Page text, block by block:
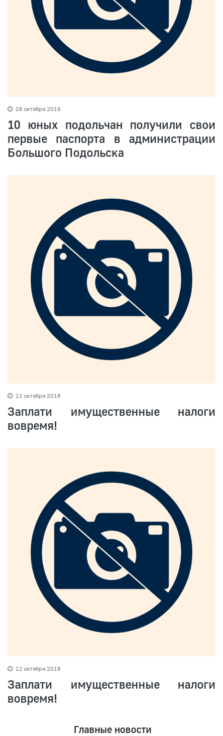
28 октября 2019
10 юных подольчан получили свои
первые паспорта в администрации
Большого Подольска
12 октября 2018
Заплати имущественные налоги
вовремя!
12 октября 2018
Заплати имущественные налоги
вовремя!
Главные новости